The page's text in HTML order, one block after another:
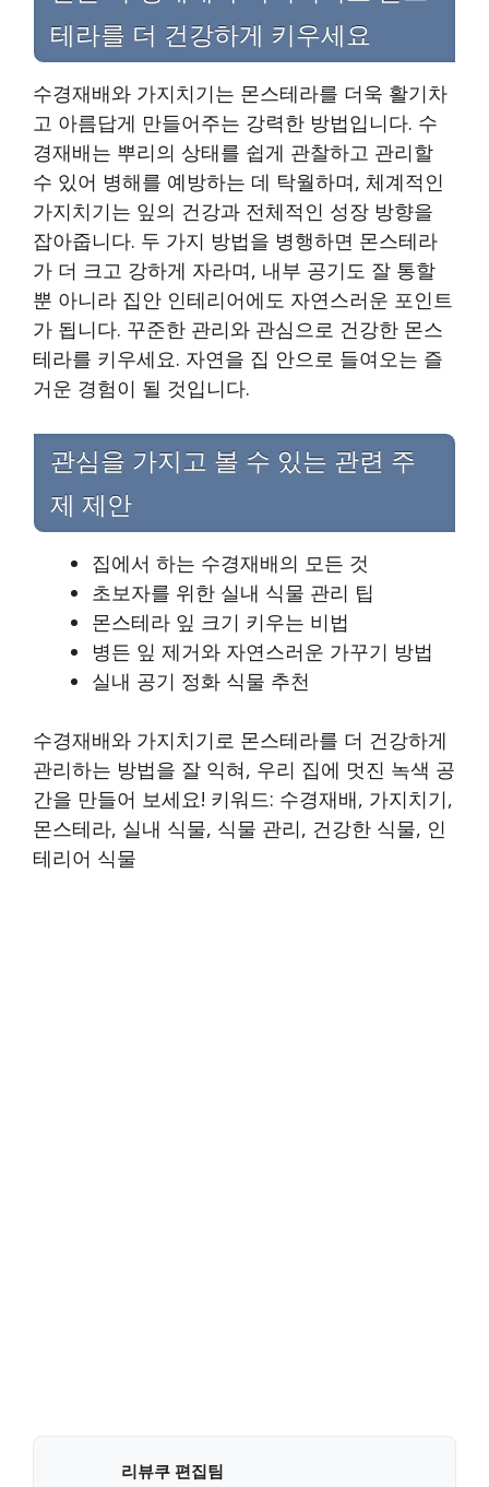
테라를 더 건강하게 키우세요
수경재배와 가지치기는 몬스테라를 더욱 활기차
고 아름답게 만들어주는 강력한 방법입니다. 수
경재배는 뿌리의 상태를 쉽게 관찰하고 관리할
수 있어 병해를 예방하는 데 탁월하며, 체계적인
가지치기는 잎의 건강과 전체적인 성장 방향을
잡아줍니다. 두 가지 방법을 병행하면 몬스테라
가 더 크고 강하게 자라며, 내부 공기도 잘 통할
뿐 아니라 집안 인테리어에도 자연스러운 포인트
가 됩니다. 꾸준한 관리와 관심으로 건강한 몬스
테라를 키우세요. 자연을 집 안으로 들여오는 즐
거운 경험이 될 것입니다.
관심을 가지고 볼 수 있는 관련 주
제 제안
집에서 하는 수경재배의 모든 것
초보자를 위한 실내 식물 관리 팁
몬스테라 잎 크기 키우는 비법
병든 잎 제거와 자연스러운 가꾸기 방법
실내 공기 정화 식물 추천
수경재배와 가지치기로 몬스테라를 더 건강하게
관리하는 방법을 잘 익혀, 우리 집에 멋진 녹색 공
간을 만들어 보세요! 키워드: 수경재배, 가지치기,
몬스테라, 실내 식물, 식물 관리, 건강한 식물, 인
테리어 식물
리뷰쿠 편집팀